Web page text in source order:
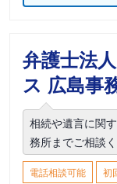
弁護士法
ス 広島事
相続や遺言に関
務所までご相談く
電話相談可能 初